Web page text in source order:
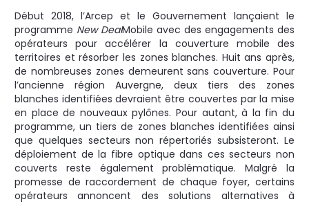
Début 2018, l’Arcep et le Gouvernement lançaient le
programme New DealMobile avec des engagements des
opérateurs pour accélérer la couverture mobile des
territoires et résorber les zones blanches. Huit ans après,
de nombreuses zones demeurent sans couverture. Pour
l’ancienne région Auvergne, deux tiers des zones
blanches identifiées devraient être couvertes par la mise
en place de nouveaux pylônes. Pour autant, à la fin du
programme, un tiers de zones blanches identifiées ainsi
que quelques secteurs non répertoriés subsisteront. Le
déploiement de la fibre optique dans ces secteurs non
couverts reste également problématique. Malgré la
promesse de raccordement de chaque foyer, certains
opérateurs annoncent des solutions alternatives à